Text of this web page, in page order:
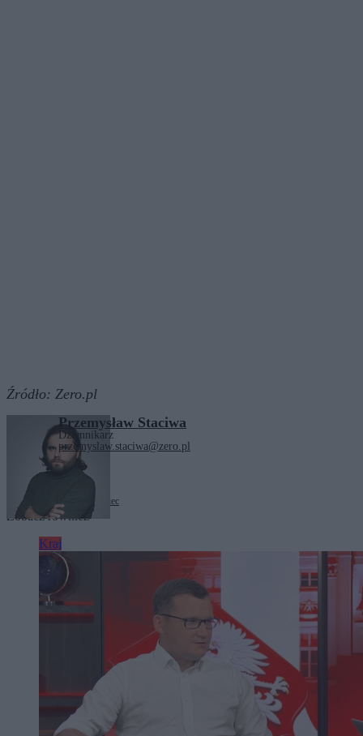
Źródło: Zero.pl
Przemysław Staciwa
Dziennikarz
przemyslaw.staciwa@zero.pl
Tagi: Sosnowiec
Zobacz również
Kraj